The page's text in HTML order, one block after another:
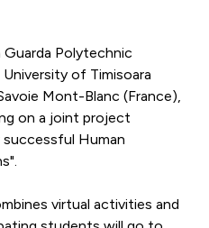
Polytechnic
of Timisoara
Mont-Blanc (France),
on a joint project
Human
virtual activities and